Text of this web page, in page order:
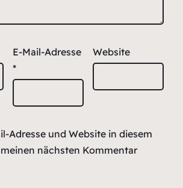
E-Mail-Adresse
*
Website
Adresse und Website in diesem
nächsten Kommentar